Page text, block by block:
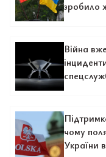
зробило
Війна
чому
України